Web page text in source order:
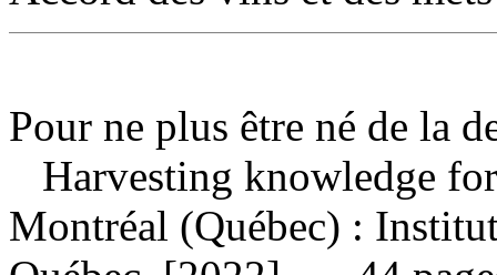
Pour ne plus être né de la
Harvesting knowledge
Montréal (Québec) :